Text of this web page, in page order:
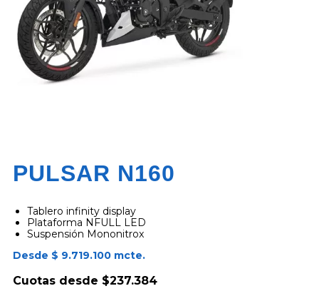
PULSAR N160
Tablero infinity display
Plataforma NFULL LED
Suspensión Mononitrox
Desde $ 9.719.100 mcte.
Cuotas desde $237.384